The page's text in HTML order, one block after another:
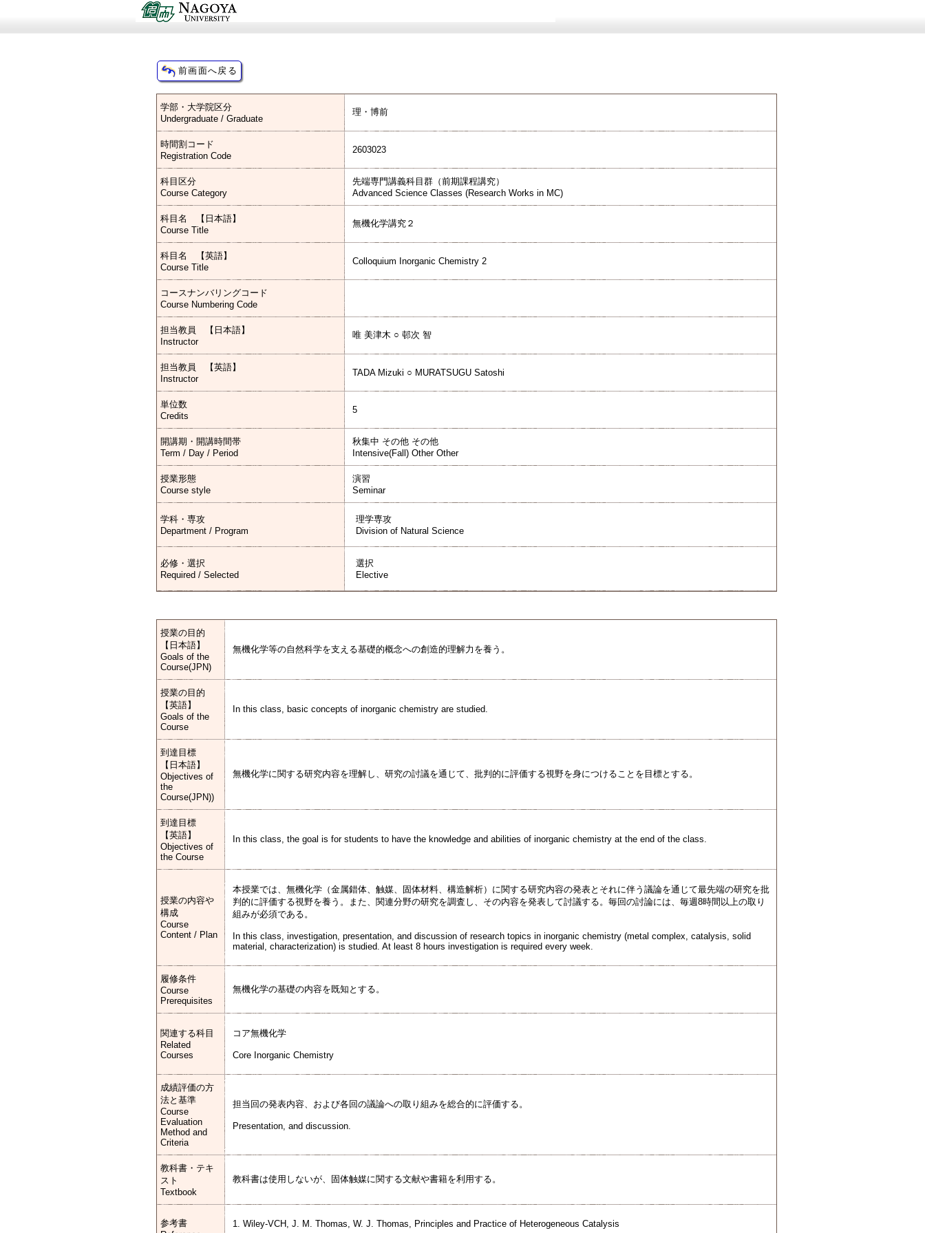
学部・大学院区分
Undergraduate / Graduate
理・博前
時間割コード
Registration Code
2603023
科目区分
Course Category
先端専門講義科目群（前期課程講究）
Advanced Science Classes (Research Works in MC)
科目名 【日本語】
Course Title
無機化学講究２
科目名 【英語】
Course Title
Colloquium Inorganic Chemistry 2
コースナンバリングコード
Course Numbering Code
担当教員 【日本語】
Instructor
唯 美津木 ○ 邨次 智
担当教員 【英語】
Instructor
TADA Mizuki ○ MURATSUGU Satoshi
単位数
Credits
5
開講期・開講時間帯
Term / Day / Period
秋集中 その他 その他
Intensive(Fall) Other Other
授業形態
Course style
演習
Seminar
学科・専攻
Department / Program
理学専攻
Division of Natural Science
必修・選択
Required / Selected
選択
Elective
授業の目的
【日本語】
Goals of the
Course(JPN)
無機化学等の自然科学を支える基礎的概念への創造的理解力を養う。
授業の目的
【英語】
Goals of the
Course
In this class, basic concepts of inorganic chemistry are studied.
到達目標
【日本語】
Objectives of
the
Course(JPN))
無機化学に関する研究内容を理解し、研究の討議を通じて、批判的に評価する視野を身につけることを目標とする。
到達目標
【英語】
Objectives of
the Course
In this class, the goal is for students to have the knowledge and abilities of inorganic chemistry at the end of the class.
授業の内容や
構成
Course
Content / Plan
本授業では、無機化学（金属錯体、触媒、固体材料、構造解析）に関する研究内容の発表とそれに伴う議論を通じて最先端の研究を批
判的に評価する視野を養う。また、関連分野の研究を調査し、その内容を発表して討議する。毎回の討論には、毎週8時間以上の取り
組みが必須である。
In this class, investigation, presentation, and discussion of research topics in inorganic chemistry (metal complex, catalysis, solid
material, characterization) is studied. At least 8 hours investigation is required every week.
履修条件
Course
Prerequisites
無機化学の基礎の内容を既知とする。
関連する科目
Related
Courses
コア無機化学
Core Inorganic Chemistry
成績評価の方
法と基準
Course
Evaluation
Method and
Criteria
担当回の発表内容、および各回の議論への取り組みを総合的に評価する。
Presentation, and discussion.
教科書・テキ
スト
Textbook
教科書は使用しないが、固体触媒に関する文献や書籍を利用する。
参考書
1. Wiley-VCH, J. M. Thomas, W. J. Thomas, Principles and Practice of Heterogeneous Catalysis